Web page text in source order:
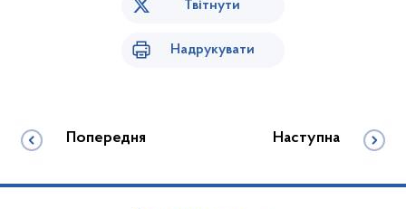
Твітнути
Надрукувати
Попередня Наступна